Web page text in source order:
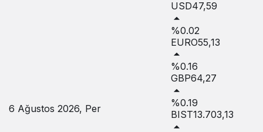
6 Ağustos 2026, Per
USD47,59
%0.02
EURO55,13
%0.16
GBP64,27
%0.19
BIST13.703,13